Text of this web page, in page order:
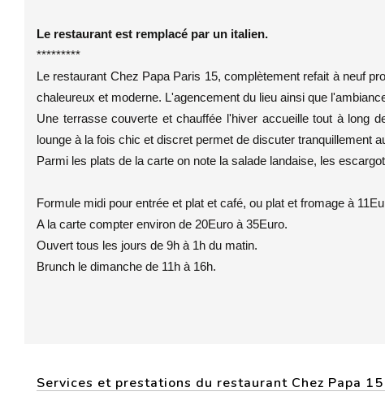
Le restaurant est remplacé par un italien.
*********
Le restaurant Chez Papa Paris 15, complètement refait à neuf
chaleureux et moderne. L'agencement du lieu ainsi que
Une terrasse couverte et chauffée l'hiver accueille tout à long
lounge à la fois chic et discret permet de discuter tranquillement
Parmi les plats de la carte on note la salade landaise, les
Formule midi pour entrée et plat et café, ou plat et fromage à
A la carte compter environ de 20Euro à 35Euro.
Ouvert tous les jours de 9h à 1h du matin.
Brunch le dimanche de 11h à 16h.
Services et prestations du restaurant Chez Papa